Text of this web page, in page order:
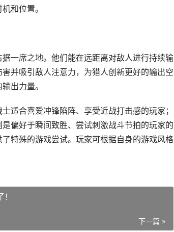
和位置。
一席之地。他们能在远距离对敌人进行持续输
并吸引敌人注意力，为猎人创新更好的输出空
出力量。
适合喜爱冲锋陷阵、享受近战打击感的玩家；
偏好于瞬间致胜、尝试刺激战斗节拍的玩家的
特殊的游戏尝试。玩家可根据自身的游戏风格
下一篇 »